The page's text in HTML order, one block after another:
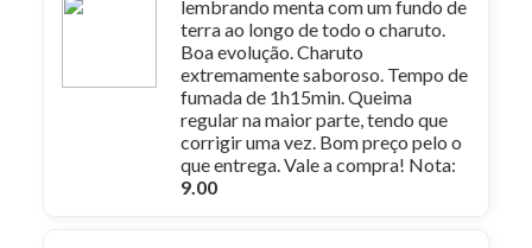
lembrando menta com um fundo de
terra ao longo de todo o charuto.
Boa evolução. Charuto
extremamente saboroso. Tempo de
fumada de 1h15min. Queima
regular na maior parte, tendo que
corrigir uma vez. Bom preço pelo o
que entrega. Vale a compra! Nota:
9.00